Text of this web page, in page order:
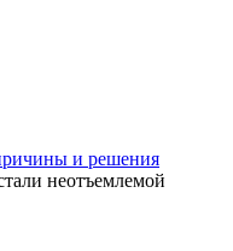
и решения
неотъемлемой